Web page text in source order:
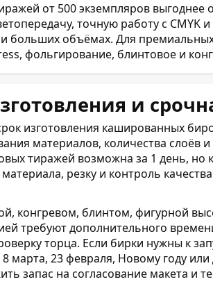
от 500 экземпляров выгоднее
точную работу с CMYK
больших объёмах. Для
фольгирование, блинтовое и
и
изготовления кашированных
материалов, количества слоёв
тиражей возможна за 1 день, но
резку и контроль
конгревом, блинтом, фигурной
требуют дополнительного
торца. Если бирки нужны к
марта, 23 февраля, Новому году
запас на согласование макета и